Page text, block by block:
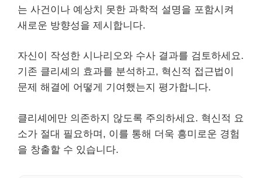
는 사건이나 예상치 못한 과학적 설명을 포함시켜
새로운 방향성을 제시합니다.
자신이 작성한 시나리오와 수사 결과를 검토하세요.
기존 클리셰의 효과를 분석하고, 혁신적 접근법이
문제 해결에 어떻게 기여했는지 평가합니다.
클리셰에만 의존하지 않도록 주의하세요. 혁신적 요
소가 절대 필요하며, 이를 통해 더욱 흥미로운 경험
을 창출할 수 있습니다.